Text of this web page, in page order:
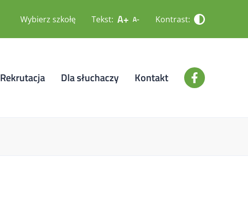
Wybierz szkołę Tekst: A+ A- Kontrast:
Rekrutacja Dla słuchaczy Kontakt